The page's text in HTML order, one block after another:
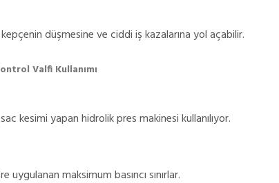
düşmesine ve ciddi iş kazalarına yol açabilir.
Valfi Kullanımı
kesimi yapan hidrolik pres makinesi kullanılıyor.
uygulanan maksimum basıncı sınırlar.